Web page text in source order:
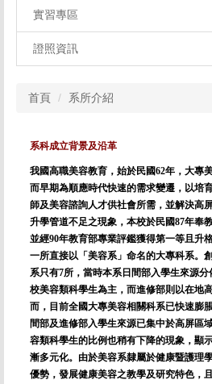
實習專區
證照資訊
首頁 系所介紹
系科成立背景及沿革
我國高職美容教育，始於民國62年，大專
而早期為順應時代快速的需求變遷，以培
師及美容諮詢人才供社會所需，並解決高
升學管道不足之現象，本校於民國87年奉
並經90年教育部專業評鑑獲得第一等且升
一所直接以「美容系」命名的大專科系。
系只有7所，當時本系日間部入學生來源
校美容類科學生為主，而進修部則以在地
而，目前全國大專美容相關科系已快速膨
間部及進修部入學生來源已集中於高屏區
容類科學生的比例也稍有下降的現象，顯
漸多元化。由於美容系隸屬於健康暨護理
優勢，發展健康美容之教學及研究特色，